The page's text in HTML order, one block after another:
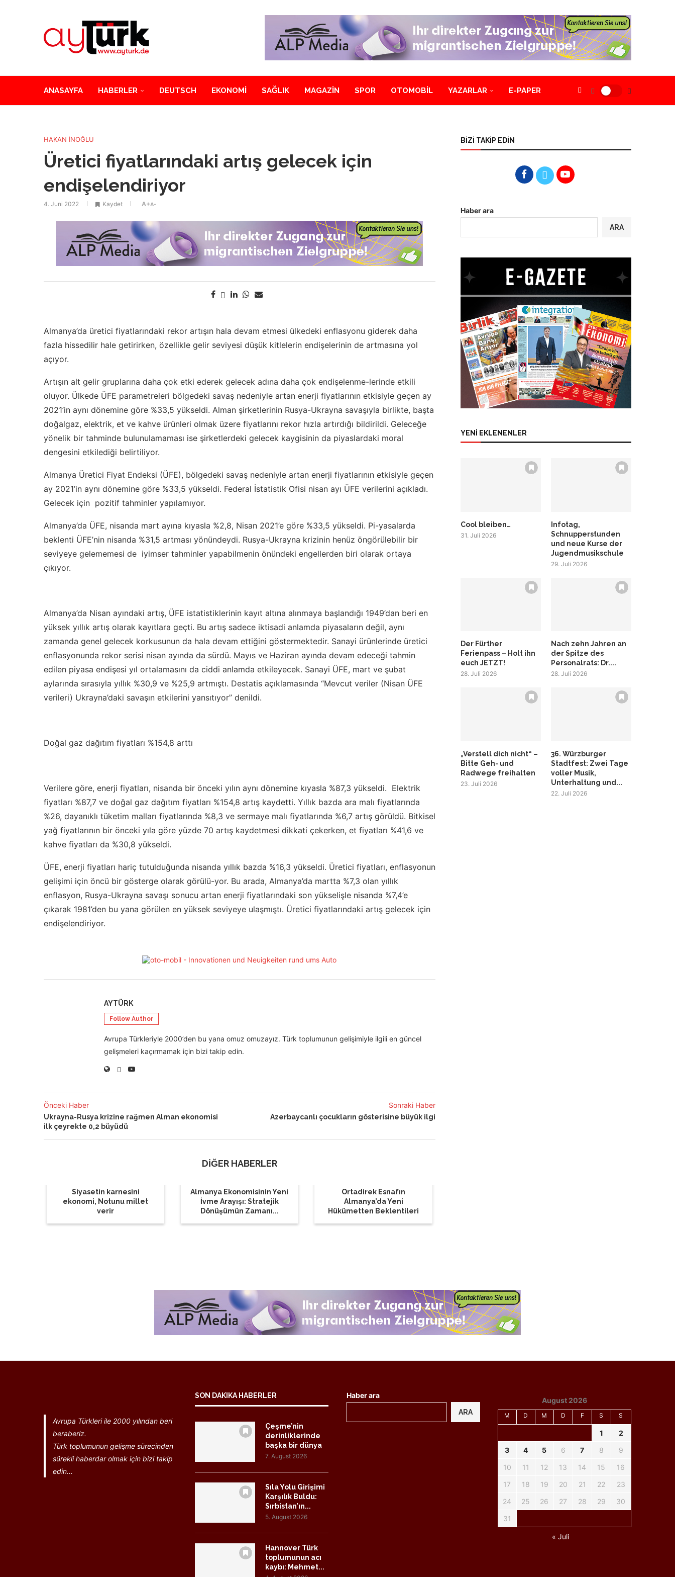
ANASAYFA HABERLER DEUTSCH EKONOMİ SAĞLIK MAGAZİN SPOR OTOMOBİL YAZARLAR E-PAPER
HAKAN İNOĞLU
Üretici fiyatlarındaki artış gelecek için
endişelendiriyor
4. Juni 2022 Kaydet A+A-
Almanya’da üretici fiyatlarındaki rekor artışın hala devam etmesi ülkedeki enflasyonu giderek daha
fazla hissedilir hale getirirken, özellikle gelir seviyesi düşük kitlelerin endişelerinin de artmasına yol
açıyor.
Artışın alt gelir gruplarına daha çok etki ederek gelecek adına daha çok endişelenme-lerinde etkili
oluyor. Ülkede ÜFE parametreleri bölgedeki savaş nedeniyle artan enerji fiyatlarının etkisiyle geçen ay
2021’in aynı dönemine göre %33,5 yükseldi. Alman şirketlerinin Rusya-Ukrayna savaşıyla birlikte, başta
doğalgaz, elektrik, et ve kahve ürünleri olmak üzere fiyatlarını rekor hızla artırdığı bildirildi. Geleceğe
yönelik bir tahminde bulunulamaması ise şirketlerdeki gelecek kaygisinin da piyaslardaki moral
dengesini etkilediği belirtiliyor.
Almanya Üretici Fiyat Endeksi (ÜFE), bölgedeki savaş nedeniyle artan enerji fiyatlarının etkisiyle geçen
ay 2021’in aynı dönemine göre %33,5 yükseldi. Federal İstatistik Ofisi nisan ayı ÜFE verilerini açıkladı.
Gelecek için pozitif tahminler yapılamıyor.
Almanya’da ÜFE, nisanda mart ayına kıyasla %2,8, Nisan 2021’e göre %33,5 yükseldi. Pi-yasalarda
beklenti ÜFE’nin nisanda %31,5 artması yönündeydi. Rusya-Ukrayna krizinin henüz öngörülebilir bir
seviyeye gelememesi de iyimser tahminler yapabilmenin önündeki engellerden biri olarak ortaya
çıkıyor.
Almanya’da Nisan ayındaki artış, ÜFE istatistiklerinin kayıt altına alınmaya başlandığı 1949’dan beri en
yüksek yıllık artış olarak kayıtlara geçti. Bu artış sadece iktisadi anlamda piyasaların değil, aynı
zamanda genel gelecek korkusunun da hala devam ettiğini göstermektedir. Sanayi ürünlerinde üretici
enflasyonunda rekor serisi nisan ayında da sürdü. Mayıs ve Haziran ayında devam edeceği tahmin
edilen piyasa endişesi yıl ortalamasını da ciddi anlamda etkileyecek. Sanayi ÜFE, mart ve şubat
aylarında sırasıyla yıllık %30,9 ve %25,9 artmıştı. Destatis açıklamasında “Mevcut veriler (Nisan ÜFE
verileri) Ukrayna’daki savaşın etkilerini yansıtıyor” denildi.
Doğal gaz dağıtım fiyatları %154,8 arttı
Verilere göre, enerji fiyatları, nisanda bir önceki yılın aynı dönemine kıyasla %87,3 yükseldi. Elektrik
fiyatları %87,7 ve doğal gaz dağıtım fiyatları %154,8 artış kaydetti. Yıllık bazda ara malı fiyatlarında
%26, dayanıklı tüketim malları fiyatlarında %8,3 ve sermaye malı fiyatlarında %6,7 artış görüldü. Bitkisel
yağ fiyatlarının bir önceki yıla göre yüzde 70 artış kaydetmesi dikkati çekerken, et fiyatları %41,6 ve
kahve fiyatları da %30,8 yükseldi.
ÜFE, enerji fiyatları hariç tutulduğunda nisanda yıllık bazda %16,3 yükseldi. Üretici fiyatları, enflasyonun
gelişimi için öncü bir gösterge olarak görülü-yor. Bu arada, Almanya’da martta %7,3 olan yıllık
enflasyon, Rusya-Ukrayna savaşı sonucu artan enerji fiyatlarındaki son yükselişle nisanda %7,4’e
çıkarak 1981’den bu yana görülen en yüksek seviyeye ulaşmıştı. Üretici fiyatlarındaki artış gelecek için
endişelendiriyor.
AYTÜRK
Follow Author
Avrupa Türkleriyle 2000’den bu yana omuz omuzayız. Türk toplumunun gelişimiyle ilgili en güncel
gelişmeleri kaçırmamak için bizi takip edin.
Önceki Haber
Ukrayna-Rusya krizine rağmen Alman ekonomisi
ilk çeyrekte 0,2 büyüdü
Sonraki Haber
Azerbaycanlı çocukların gösterisine büyük ilgi
DİĞER HABERLER
Siyasetin karnesini
ekonomi, Notunu millet
verir
Almanya Ekonomisinin Yeni
İvme Arayışı: Stratejik
Dönüşümün Zamanı...
Ortadirek Esnafın
Almanya’da Yeni
Hükümetten Beklentileri
BİZİ TAKİP EDİN
Haber ara
ARA
YENİ EKLENENLER
Cool bleiben…
31. Juli 2026
Infotag,
Schnupperstunden
und neue Kurse der
Jugendmusikschule
29. Juli 2026
Der Fürther
Ferienpass – Holt ihn
euch JETZT!
28. Juli 2026
Nach zehn Jahren an
der Spitze des
Personalrats: Dr....
28. Juli 2026
„Verstell dich nicht“ –
Bitte Geh- und
Radwege freihalten
23. Juli 2026
36. Würzburger
Stadtfest: Zwei Tage
voller Musik,
Unterhaltung und...
22. Juli 2026
Avrupa Türkleri ile 2000 yılından beri
beraberiz.
Türk toplumunun gelişme sürecinden
sürekli haberdar olmak için bizi takip
edin...
SON DAKIKA HABERLER
Çeşme’nin
derinliklerinde
başka bir dünya
7. August 2026
Sıla Yolu Girişimi
Karşılık Buldu:
Sırbistan’ın...
5. August 2026
Hannover Türk
toplumunun acı
kaybı: Mehmet...
Haber ara
ARA
August 2026
M D M D F S S
1
2
3
4 5 6 7 8
9
10
11 12 13 14 15
16
17
18 19 20 21 22
23
24
25 26 27 28 29
30
31
« Juli